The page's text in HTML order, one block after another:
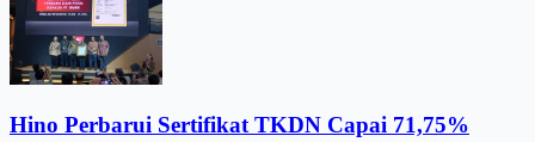
Hino Perbarui Sertifikat TKDN Capai 71,75%